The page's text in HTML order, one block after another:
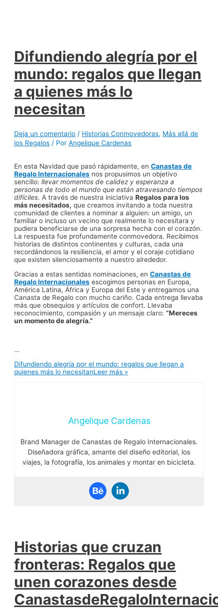
Difundiendo alegría por el
mundo: regalos que llegan
a quienes más lo
necesitan
Deja un comentario / Historias Conmovedoras, Más allá de
los Regalos / PorAngelique Cardenas
En esta Navidad que pasó rápidamente, enCanastas de
Regalo Internacionales nos propusimos un objetivo
sencillo: llevar momentos de calidez y esperanza a
personas de todo el mundo que están atravesando tiempos
difíciles. A través de nuestra iniciativaRegalos para los
más necesitados, que creamos invitando a toda nuestra
comunidad de clientes a nominar a alguien: un amigo, un
familiar o incluso un vecino que realmente lo necesitara y
pudiera beneficiarse de una sorpresa hecha con el corazón.
La respuesta fue profundamente conmovedora. Recibimos
historias de distintos continentes y culturas, cada una
recordándonos la resiliencia, el amor y el coraje cotidiano
que existen silenciosamente a nuestro alrededor.
Gracias a estas sentidas nominaciones, enCanastas de
Regalo Internacionales escogimos personas en Europa,
América Latina, África y Europa del Este y entregamos una
Canasta de Regalo con mucho cariño. Cada entrega llevaba
más que obsequios y artículos de confort. Llevaba
reconocimiento, compasión y un mensaje claro:“Mereces
un momento de alegría.”
…
Difundiendo alegría por el mundo: regalos que llegan a
quienes más lo necesitanLeer más »
Angelique Cardenas
Brand Manager de Canastas de Regalo Internacionales.
Diseñadora gráfica, amante del diseño editorial, los
viajes, la fotografía, los animales y montar en bicicleta.
Historias que cruzan
fronteras: Regalos que
unen corazones desde